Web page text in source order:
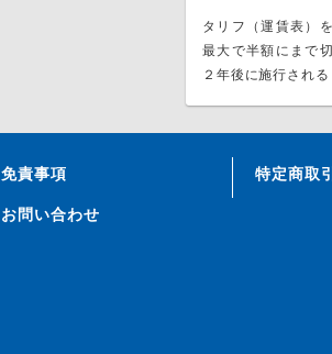
タリフ（運賃表）
最大で半額にまで
２年後に施行され
免責事項 特定商取
お問い合わせ